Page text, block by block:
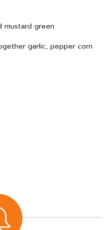
mustard green
garlic, pepper corn